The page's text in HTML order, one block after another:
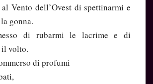
al Vento dell’Ovest di spettinarmi e
gonna.
di rubarmi le lacrime e di
il volto.
di profumi